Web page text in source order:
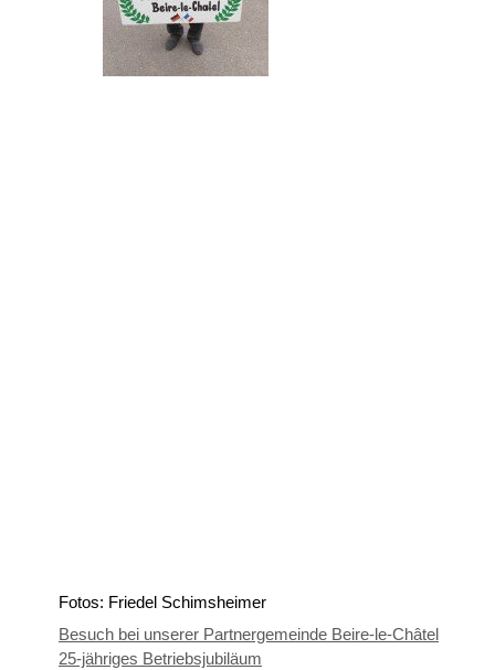
Fotos: Friedel Schimsheimer
Besuch bei unserer Partnergemeinde Beire-le-Châtel
25-jähriges Betriebsjubiläum